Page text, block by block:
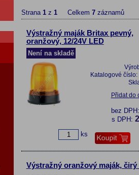
Strana 1z 1Celkem 7záznamů
Výstražný maják Britax pevný,
oranžový, 12/24V LED
Není na skladě
Katalogové číslo:
Přidat do
bez
s DPH:
ks
Výstražný oranžový maják, čirý